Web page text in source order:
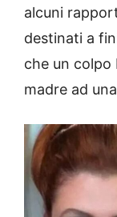
alcuni
destinati a
che un colpo
madre ad